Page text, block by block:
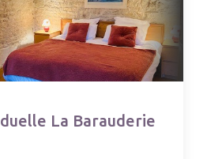
La Barauderie